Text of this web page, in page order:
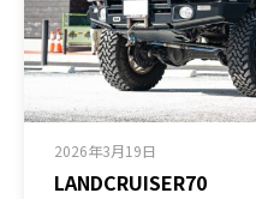
2026年3月19日
LANDCRUISER70